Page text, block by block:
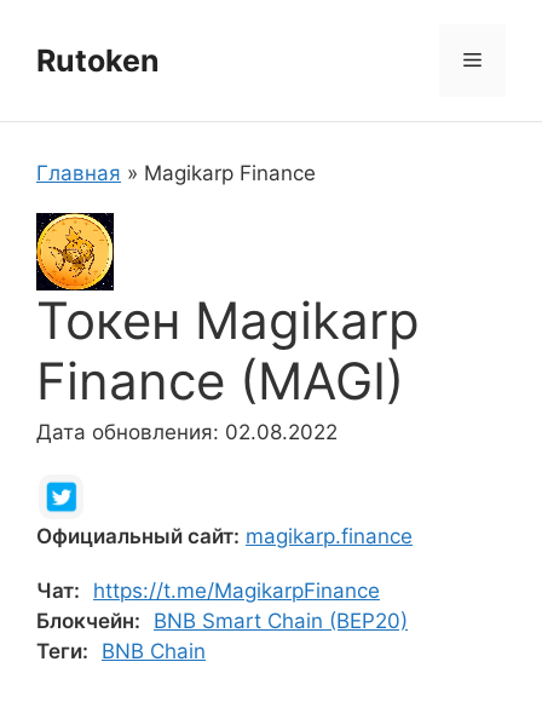
содержимому
Rutoken Меню
Главная » Magikarp Finance
Токен Magikarp
Finance (MAGI)
Дата обновления: 02.08.2022
Официальный сайт: magikarp.finance
Чат:
https://t.me/MagikarpFinance
Блокчейн:
BNB Smart Chain (BEP20)
Теги:
BNB Chain